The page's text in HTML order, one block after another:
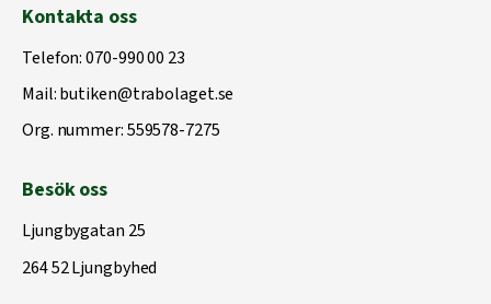
Kontakta oss
Telefon:070-990 00 23
Mail:butiken@trabolaget.se
Org. nummer: 559578-7275
Besök oss
Ljungbygatan 25
264 52 Ljungbyhed